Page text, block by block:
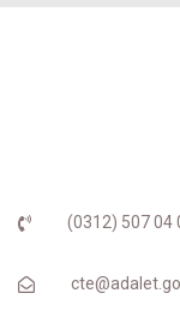
(0312) 507 04